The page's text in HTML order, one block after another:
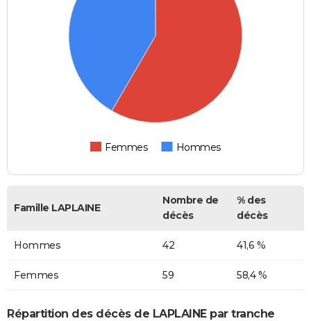
Femmes Hommes
Famille LAPLAINE
Nombre de
décès
% des
décès
Hommes 42 41,6 %
Femmes 59 58,4 %
Répartition des décès de LAPLAINE par tranche